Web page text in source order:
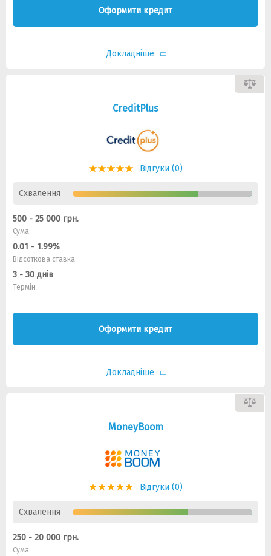
Оформити кредит
Докладніше
CreditPlus
Відгуки (0)
Схвалення
500 - 25 000 грн.
Сума
0.01 - 1.99%
Відсоткова ставка
3 - 30 днів
Термін
Оформити кредит
Докладніше
MoneyBoom
Відгуки (0)
Схвалення
250 - 20 000 грн.
Сума